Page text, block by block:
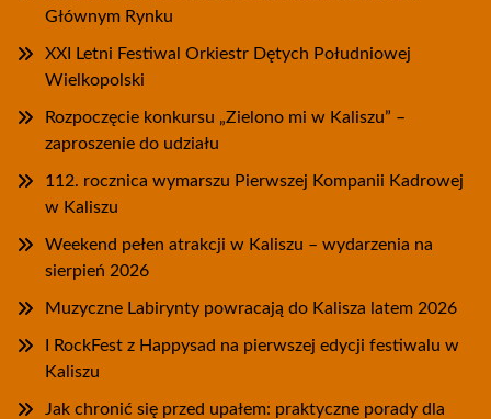
Głównym Rynku
XXI Letni Festiwal Orkiestr Dętych Południowej
Wielkopolski
Rozpoczęcie konkursu „Zielono mi w Kaliszu” –
zaproszenie do udziału
112. rocznica wymarszu Pierwszej Kompanii Kadrowej
w Kaliszu
Weekend pełen atrakcji w Kaliszu – wydarzenia na
sierpień 2026
Muzyczne Labirynty powracają do Kalisza latem 2026
I RockFest z Happysad na pierwszej edycji festiwalu w
Kaliszu
Jak chronić się przed upałem: praktyczne porady dla